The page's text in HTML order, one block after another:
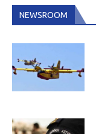
NEWSROOM